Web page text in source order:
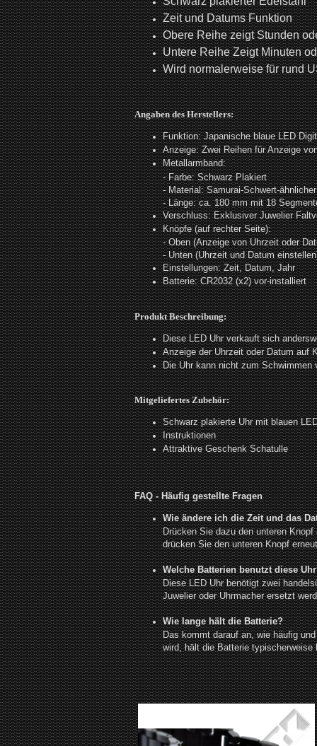
Zeit und Datums Funktion
Obere Reihe zeigt Stunden
Untere Reihe Zeigt Minuten
Wird normalerweise für rund
Angaben des Herstellers:
Funktion: Japanische blaue LED
Anzeige: Zwei Reihen für Anzeige
Metallarmband:
- Farbe: Schwarz Plakiert
- Material: Samurai-Schwert-
- Länge: ca. 180 mm mit 18
Verschluss: Exklusiver Juwelier
Knöpfe (auf rechter Seite):
- Oben (Anzeige von Uhrzeit oder
- Unten (Uhrzeit und Datum
Einstellungen: Zeit, Datum, Jahr
Batterie: CR2032 (x2) vor-installiert
Produkt Beschreibung:
Diese LED Uhr verkauft sich
Anzeige der Uhrzeit oder Datum auf
Die Uhr kann nicht zum Schwimmen
Mitgeliefertes Zubehör:
Schwarz plakierte Uhr mit blauen
Instruktionen
Attraktive Geschenk Schatulle
FAQ - Häufig gestellte Fragen
Wie ändere ich die Zeit und das
Drücken Sie dazu den unteren
drücken Sie den unteren Knopf
Welche Batterien benutzt diese
Diese LED Uhr benötigt zwei
Juwelier oder Uhrmacher ersetzt
Wie lange hält die Batterie?
Das kommt darauf an, wie häufig
wird, hält die Batterie typischerweise